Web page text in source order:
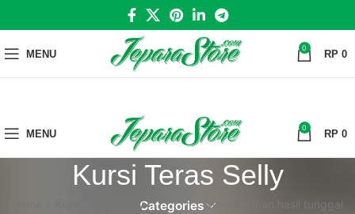
MENU 0 RP 0
MENU 0 RP 0
Kursi Teras Selly
Categories
Kursi Teras Selly Menampilkan hasil tunggal